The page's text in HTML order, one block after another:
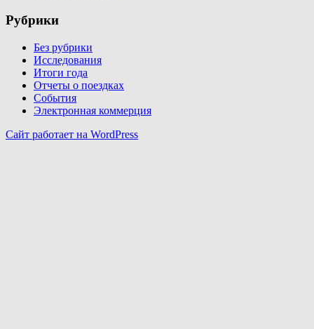
Рубрики
Без рубрики
Исследования
Итоги года
Отчеты о поездках
События
Электронная коммерция
Сайт работает на WordPress